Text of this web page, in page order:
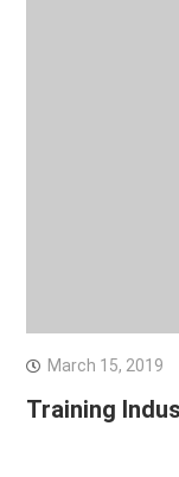
March 15, 2019
Training